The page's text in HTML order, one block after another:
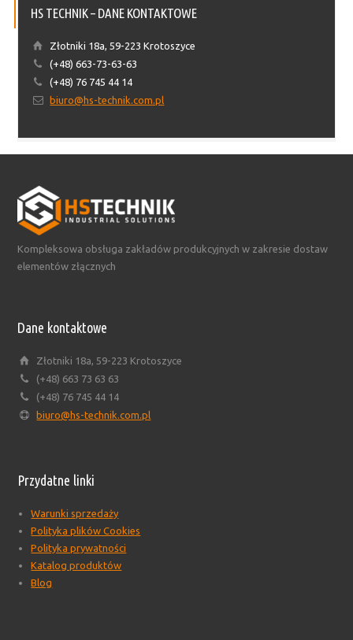
HS TECHNIK – DANE KONTAKTOWE
Złotniki 18a, 59-223 Krotoszyce
(+48) 663-73-63-63
(+48) 76 745 44 14
biuro@hs-technik.com.pl
Kompleksowa obsługa zakładów produkcyjnych w zakresie dostaw
elementów złącznych
Dane kontaktowe
Złotniki 18a, 59-223 Krotoszyce
(+48) 663 73 63 63
(+48) 76 745 44 14
biuro@hs-technik.com.pl
Przydatne linki
Warunki sprzedaży
Polityka plików Cookies
Polityka prywatności
Katalog produktów
Blog